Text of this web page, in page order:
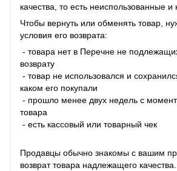
качества, то есть неиспользованные
Чтобы вернуть или обменять товар,
условия его возврата:
- товара нет в Перечне не
возврату
- товар не использовался и
каком его покупали
- прошло менее двух недель с
товара
- есть кассовый или товарный чек
Продавцы обычно знакомы с вашим
возврат товара надлежащего